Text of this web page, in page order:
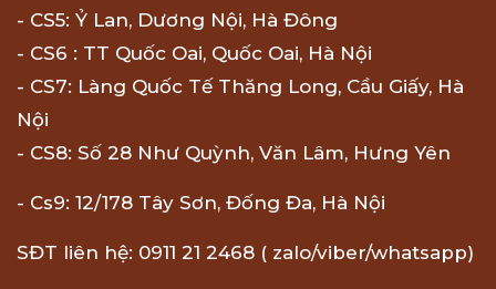
- CS5: Ỷ Lan, Dương Nội, Hà Đông
- CS6 : TT Quốc Oai, Quốc Oai, Hà Nội
- CS7: Làng Quốc Tế Thăng Long, Cầu Giấy, Hà
Nội
- CS8: Số 28 Như Quỳnh, Văn Lâm, Hưng Yên
- Cs9: 12/178 Tây Sơn, Đống Đa, Hà Nội
SĐT liên hệ: 0911 21 2468 ( zalo/viber/whatsapp)